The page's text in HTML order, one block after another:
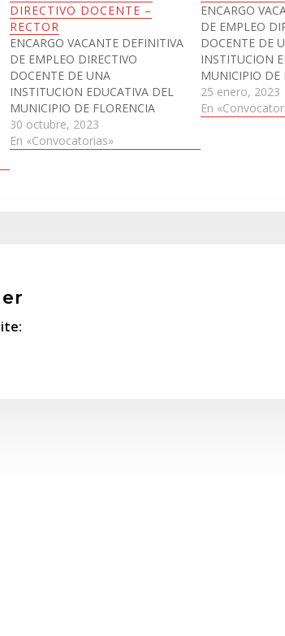
DIRECTIVO DOCENTE –
RECTOR
ENCARGO VACANTE DEFINITIVA
DE EMPLEO DIRECTIVO
DOCENTE DE UNA
INSTITUCION EDUCATIVA DEL
MUNICIPIO DE FLORENCIA
CONVOCATORIA-No.-12-DD-
RECTOR-2023Descargar
30 octubre, 2023
En «Convocatorias»
ENCARGO
DE EMPLEO
DOCENTE DE
INSTITUCION
MUNICIPIO DE
RECTOR-
25 enero, 2023
En